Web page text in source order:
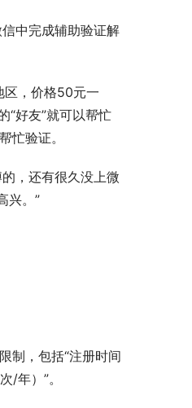
中完成辅助验证解
区，价格50元一
“好友”就可以帮忙
忙验证。
，还有很久没上微
兴。”
制，包括“注册时间
/年）”。